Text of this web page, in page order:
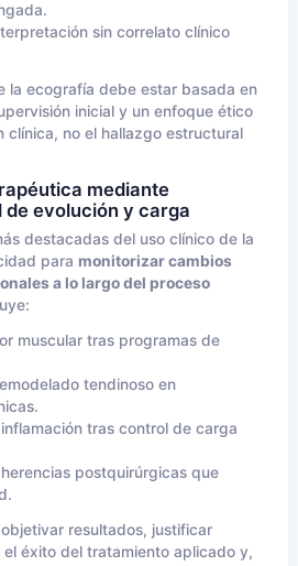
sin correlato clínico
la ecografía debe estar basada en
inicial y un enfoque ético
clínica, no el hallazgo estructural
mediante
evolución y carga
destacadas del uso clínico de la
para monitorizar cambios
a lo largo del proceso
muscular tras programas de
tendinoso en
tras control de carga
postquirúrgicas que
resultados, justificar
el éxito del tratamiento aplicado y,